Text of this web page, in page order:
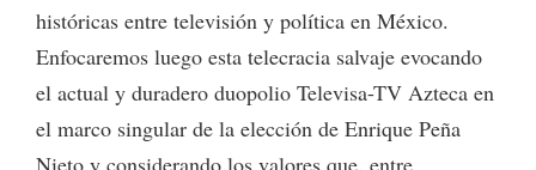
históricas entre televisión y política en México.
Enfocaremos luego esta telecracia salvaje evocando
el actual y duradero duopolio Televisa-TV Azteca en
el marco singular de la elección de Enrique Peña
Nieto y considerando los valores que, entre